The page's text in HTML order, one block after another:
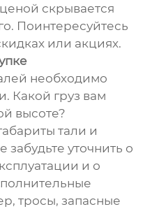
скрывается
Поинтересуйтесь
или акциях.
необходимо
Какой груз вам
высоте?
тали и
уточнить о
и о
тросы, запасные